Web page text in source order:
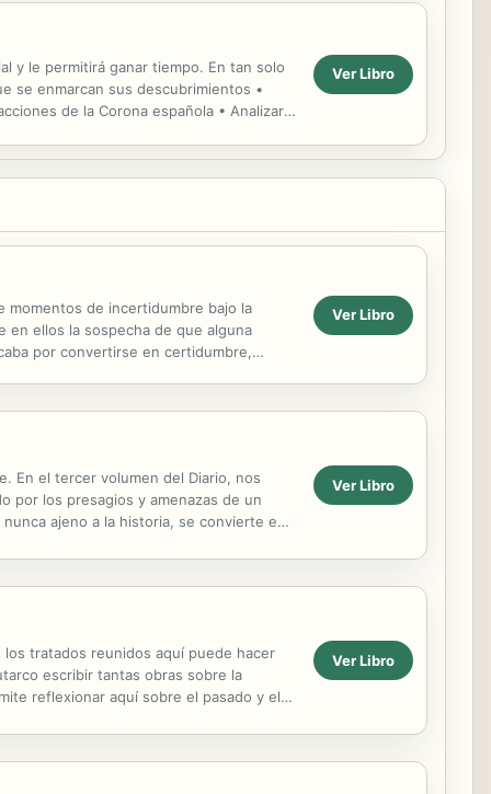
y le permitirá ganar tiempo. En tan solo
se enmarcan sus descubrimientos •
de la Corona española • Analizar
Ver Libro
momentos de incertidumbre bajo la
en ellos la sospecha de que alguna
por convertirse en certidumbre,
Ver Libro
En el tercer volumen del Diario, nos
por los presagios y amenazas de un
ajeno a la historia, se convierte en
Ver Libro
los tratados reunidos aquí puede hacer
escribir tantas obras sobre la
reflexionar aquí sobre el pasado y el
Ver Libro